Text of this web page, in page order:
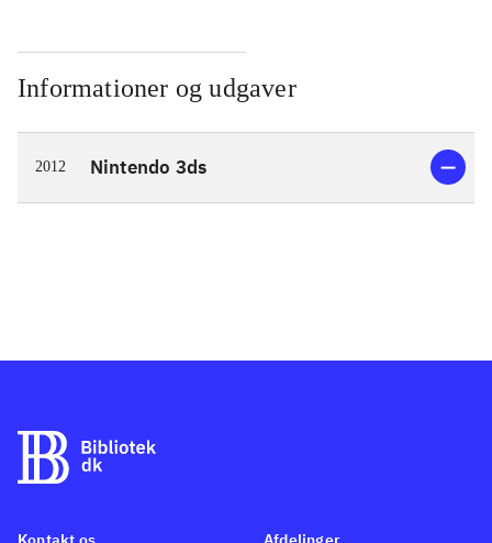
Informationer og udgaver
2012 Nintendo 3ds